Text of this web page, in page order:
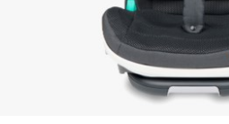
Enkel stol, veldig luftig for